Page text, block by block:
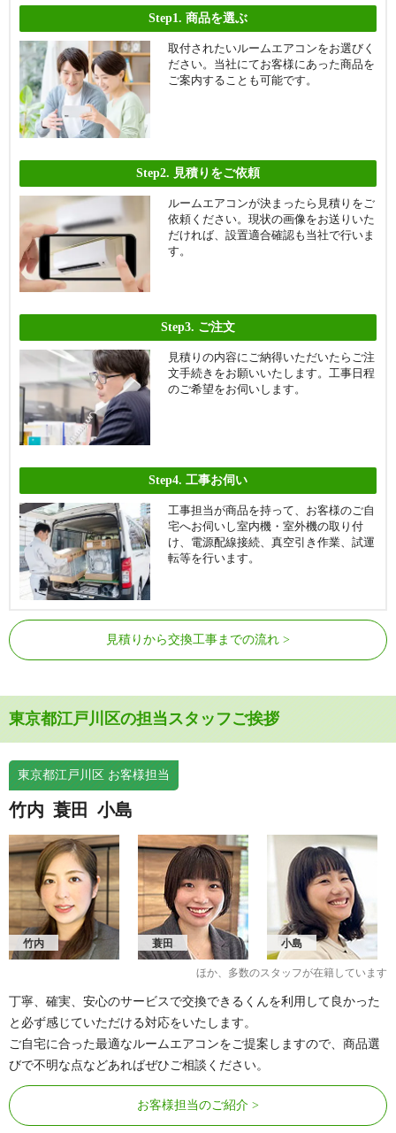
Step1. 商品を選ぶ
取付されたいルームエアコンをお選びく
ださい。当社にてお客様にあった商品を
ご案内することも可能です。
Step2. 見積りをご依頼
ルームエアコンが決まったら見積りをご
依頼ください。現状の画像をお送りいた
だければ、設置適合確認も当社で行いま
す。
Step3. ご注文
見積りの内容にご納得いただいたらご注
文手続きをお願いいたします。工事日程
のご希望をお伺いします。
Step4. 工事お伺い
工事担当が商品を持って、お客様のご自
宅へお伺いし室内機・室外機の取り付
け、電源配線接続、真空引き作業、試運
転等を行います。
見積りから交換工事までの流れ
東京都江戸川区の担当スタッフご挨拶
東京都江戸川区 お客様担当
竹内 蓑田 小島
竹内 蓑田 小島
ほか、多数のスタッフが在籍しています
丁寧、確実、安心のサービスで交換できるくんを利用して良かった
と必ず感じていただける対応をいたします。
ご自宅に合った最適なルームエアコンをご提案しますので、商品選
びで不明な点などあればぜひご相談ください。
お客様担当のご紹介